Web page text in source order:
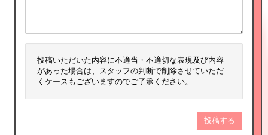
投稿いただいた内容に不適当・不適切な表現及び内容
があった場合は、スタッフの判断で削除させていただ
くケースもございますのでご了承ください。
投稿する